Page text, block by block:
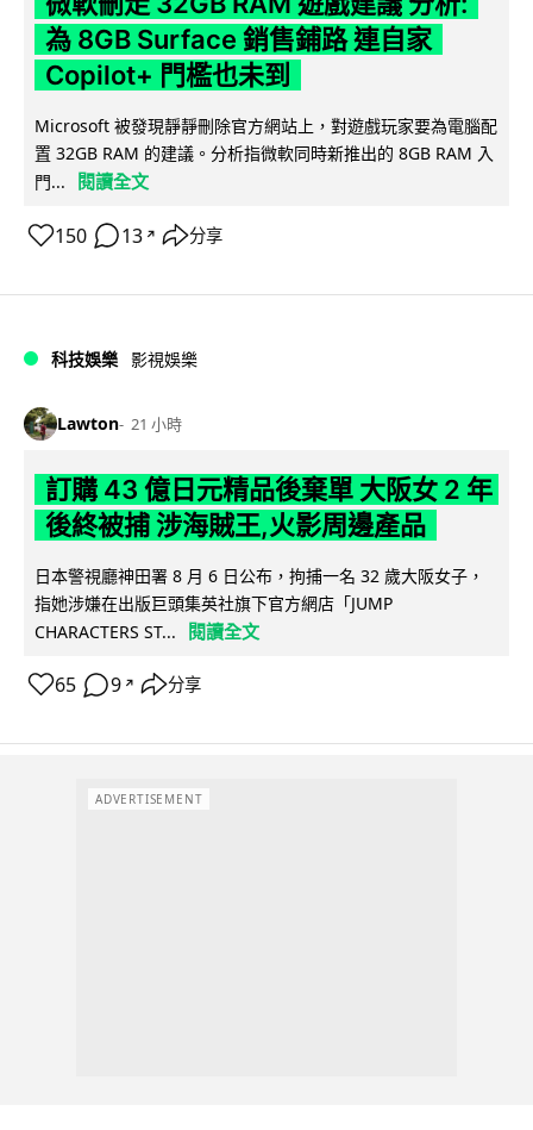
為 8GB Surface 銷售鋪路 連自家
Copilot+ 門檻也未到
Microsoft 被發現靜靜刪除官方網站上，對遊戲玩家要為電腦配
置 32GB RAM 的建議。分析指微軟同時新推出的 8GB RAM 入
門...
閱讀全文
150 13 ↗ 分享
科技娛樂 影視娛樂
Lawton 21 小時
訂購 43 億日元精品後棄單 大阪女 2 年
後終被捕 涉海賊王,火影周邊產品
日本警視廳神田署 8 月 6 日公布，拘捕一名 32 歲大阪女子，
指她涉嫌在出版巨頭集英社旗下官方網店「JUMP
CHARACTERS ST...
閱讀全文
65 9 ↗ 分享
ADVERTISEMENT